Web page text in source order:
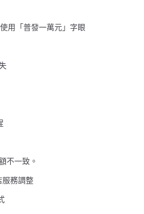
用「普發一萬元」字眼
不一致。
服務調整